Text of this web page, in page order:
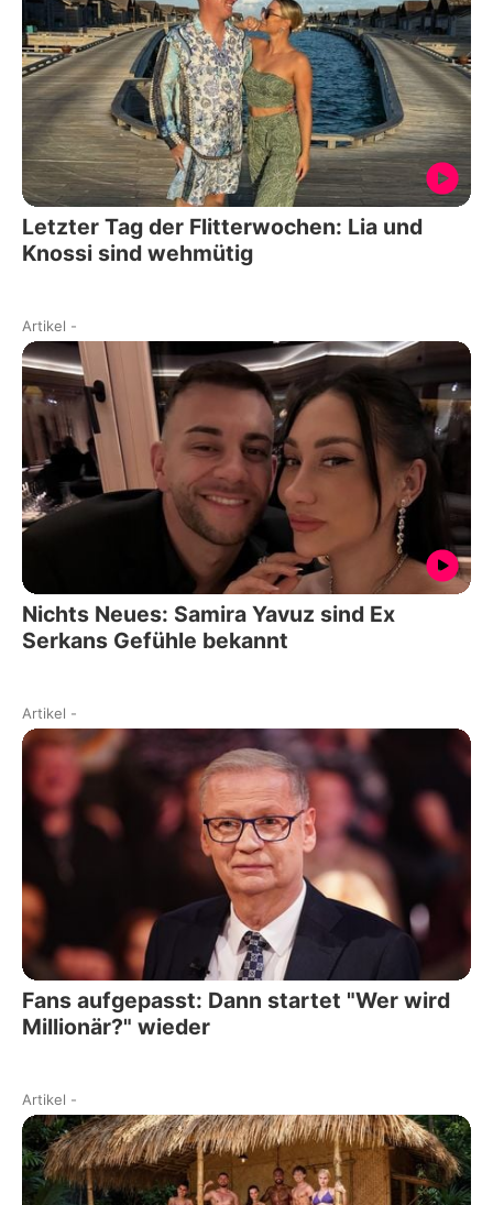
Letzter Tag der Flitterwochen: Lia und
Knossi sind wehmütig
Artikel -
Nichts Neues: Samira Yavuz sind Ex
Serkans Gefühle bekannt
Artikel -
Fans aufgepasst: Dann startet "Wer wird
Millionär?" wieder
Artikel -